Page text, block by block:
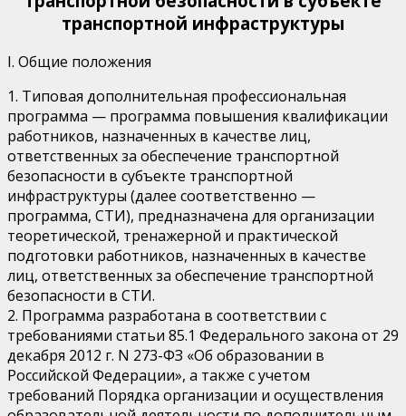
транспортной инфраструктуры
I. Общие положения
1. Типовая дополнительная профессиональная
программа — программа повышения квалификации
работников, назначенных в качестве лиц,
ответственных за обеспечение транспортной
безопасности в субъекте транспортной
инфраструктуры (далее соответственно —
программа, СТИ), предназначена для организации
теоретической, тренажерной и практической
подготовки работников, назначенных в качестве
лиц, ответственных за обеспечение транспортной
безопасности в СТИ.
2. Программа разработана в соответствии с
требованиями статьи 85.1 Федерального закона от 29
декабря 2012 г. N 273-ФЗ «Об образовании в
Российской Федерации», а также с учетом
требований Порядка организации и осуществления